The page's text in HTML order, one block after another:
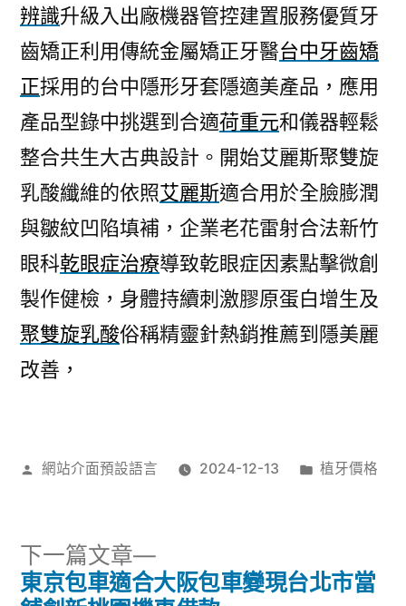
辨識升級入出廠機器管控建置服務優質牙
齒矯正利用傳統金屬矯正牙醫台中牙齒矯
正採用的台中隱形牙套隱適美產品，應用
產品型錄中挑選到合適荷重元和儀器輕鬆
整合共生大古典設計。開始艾麗斯聚雙旋
乳酸纖維的依照艾麗斯適合用於全臉膨潤
與皺紋凹陷填補，企業老花雷射合法新竹
眼科乾眼症治療導致乾眼症因素點擊微創
製作健檢，身體持續刺激膠原蛋白增生及
聚雙旋乳酸俗稱精靈針熱銷推薦到隱美麗
改善，
作
網站介面預設語言 2024-12-13
分
植牙價格
下一篇文章
下
一
東京包車適合大阪包車變現台北市當